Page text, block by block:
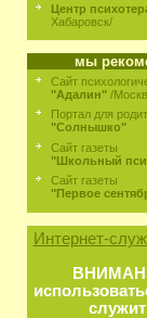
Центр
Хабаровск/
мы
Сайт
"Адалин" /
Портал для
"Солнышко"
Сайт газеты
"Школьный
Сайт газеты
"Первое
Интернет-